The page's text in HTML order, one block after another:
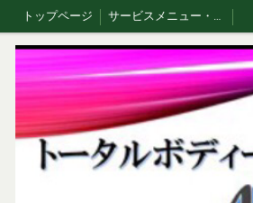
トップページ サービスメニュー・スタッフ紹介